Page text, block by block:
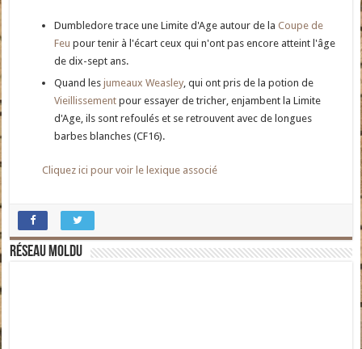
Dumbledore trace une Limite d'Age autour de laCoupe de
Feu pour tenir à l'écart ceux qui n'ont pas encore atteint l'âge
de dix-sept ans.
Quand lesjumeaux Weasley, qui ont pris de la potion de
Vieillissement pour essayer de tricher, enjambent la Limite
d'Age, ils sont refoulés et se retrouvent avec de longues
barbes blanches (CF16).
Cliquez ici pour voir le lexique associé
Réseau moldu